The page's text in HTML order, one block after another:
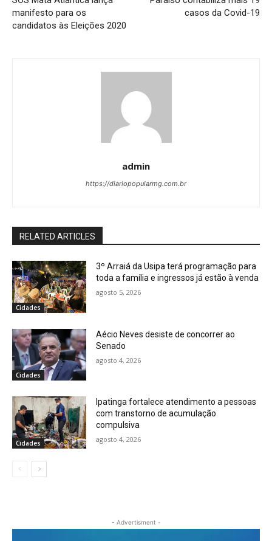
manifesto para os
candidatos às Eleições 2020
casos da Covid-19
admin
https://diariopopularmg.com.br
RELATED ARTICLES
Cidades
3º Arraiá da Usipa terá programação para
toda a família e ingressos já estão à venda
agosto 5, 2026
Cidades
Aécio Neves desiste de concorrer ao
Senado
agosto 4, 2026
Cidades
Ipatinga fortalece atendimento a pessoas
com transtorno de acumulação
compulsiva
agosto 4, 2026
- Advertisment -